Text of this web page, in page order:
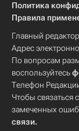
Политика
Правила
Главный
Адрес
По вопросам
воспользуйтесь
Телефон
Чтобы связаться
замеченных
связи.